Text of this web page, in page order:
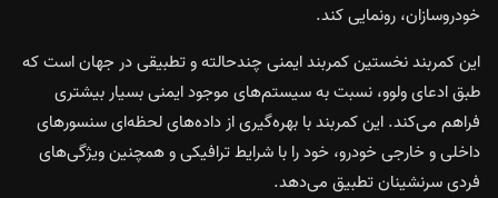
خودروسازان، رونمایی کند.
این کمربند نخستین کمربند ایمنی چندحالته و تطبیقی در جهان است که
طبق ادعای ولوو، نسبت به سیستم‌های موجود ایمنی بسیار بیشتری
فراهم می‌کند. این کمربند با بهره‌گیری از داده‌های لحظه‌ای سنسورهای
داخلی و خارجی خودرو، خود را با شرایط ترافیکی و همچنین ویژگی‌های
فردی سرنشینان تطبیق می‌دهد.